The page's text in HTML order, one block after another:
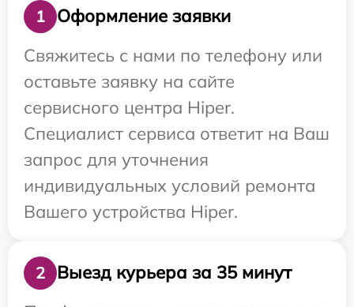
1
Оформление заявки
Свяжитесь с нами по телефону или
оставьте заявку на сайте
сервисного центра Hiper.
Специалист сервиса ответит на Ваш
запрос для уточнения
индивидуальных условий ремонта
Вашего устройства Hiper.
2
Выезд курьера за 35 минут